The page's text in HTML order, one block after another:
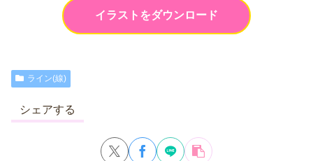
イラストをダウンロード
ライン(線)
シェアする